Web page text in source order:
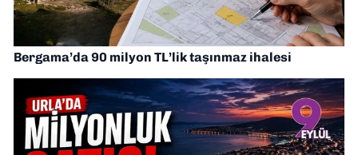
Bergama’da 90 milyon TL’lik taşınmaz ihalesi